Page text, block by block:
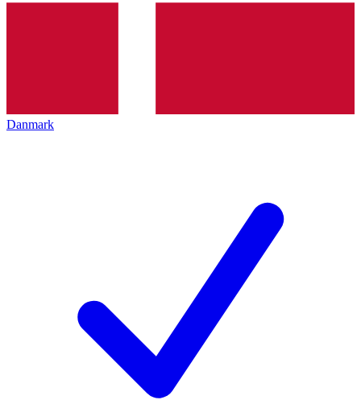
Danmark